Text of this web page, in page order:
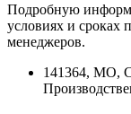
Подробную
условиях и сроках
менеджеров.
141364, МО,